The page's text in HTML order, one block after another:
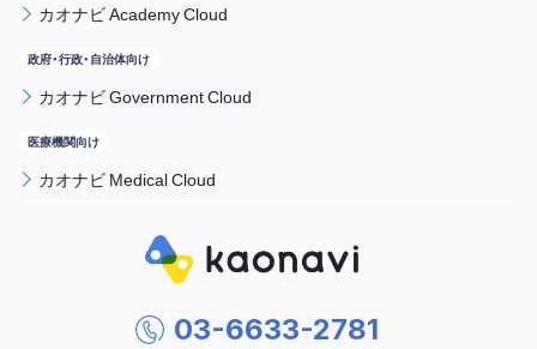
カオナビ Academy Cloud
カオナビ Government Cloud
カオナビ Medical Cloud
03-6633-2781